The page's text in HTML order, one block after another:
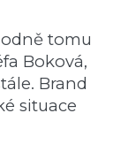
tomu
Boková,
Brand
situace